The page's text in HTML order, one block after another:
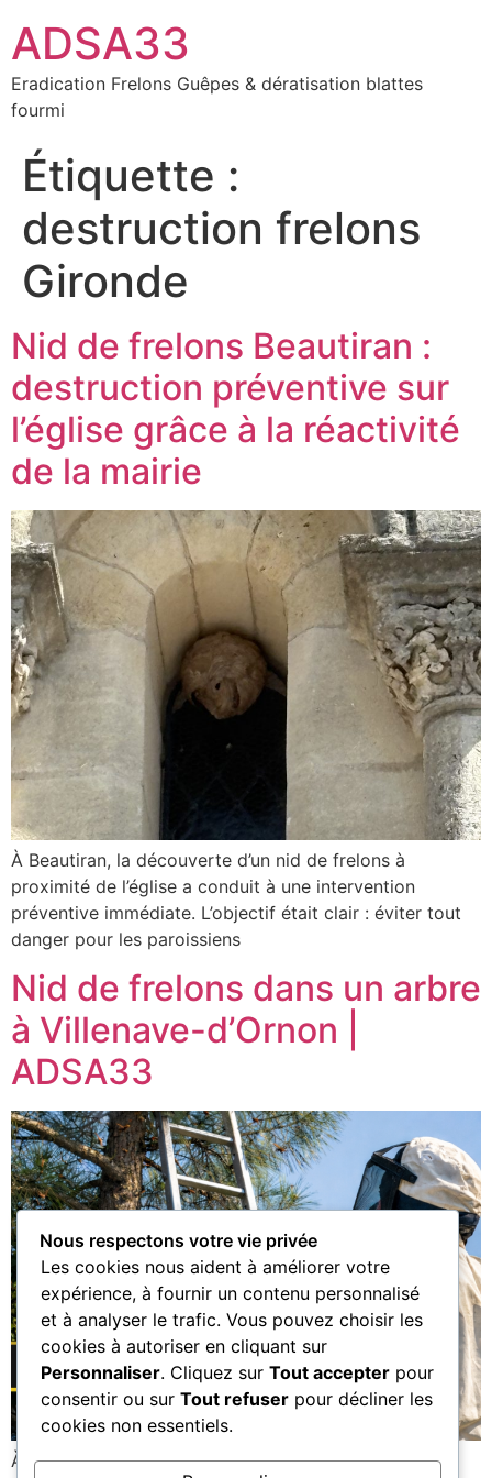
ADSA33
Eradication Frelons Guêpes & dératisation blattes
fourmi
Étiquette :
destruction frelons
Gironde
Nid de frelons Beautiran :
destruction préventive sur
l’église grâce à la réactivité
de la mairie
À Beautiran, la découverte d’un nid de frelons à
proximité de l’église a conduit à une intervention
préventive immédiate. L’objectif était clair : éviter tout
danger pour les paroissiens
Nid de frelons dans un arbre
à Villenave-d’Ornon |
ADSA33
À Villenave-d’Ornon, ADSA33 est intervenu sur un nid
Nous respectons votre vie privée
Les cookies nous aident à améliorer votre
expérience, à fournir un contenu personnalisé
et à analyser le trafic. Vous pouvez choisir les
cookies à autoriser en cliquant sur
Personnaliser. Cliquez sur Tout accepter pour
consentir ou sur Tout refuser pour décliner les
cookies non essentiels.